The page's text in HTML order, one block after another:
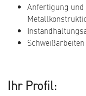
Anfertigung und
Schweißarbeiten
Ihr Profil: